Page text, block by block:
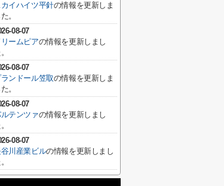
カイハイツ平針の情報を更新しま
。
08-07
リームピアの情報を更新しまし
08-07
ランドール笠取の情報を更新しま
。
08-07
テンツァの情報を更新しまし
08-07
川産業ビルの情報を更新しまし